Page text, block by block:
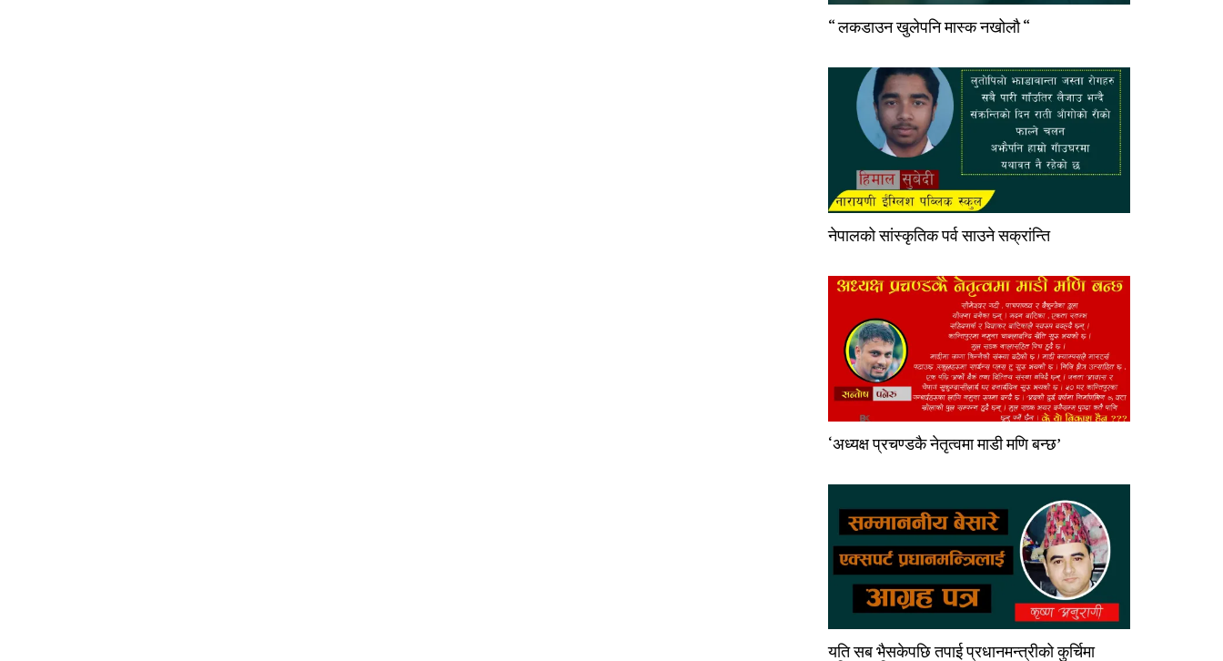
“ लकडाउन खुलेपनि मास्क नखोलौ “
नेपालको सांस्कृतिक पर्व साउने सक्रांन्ति
‘अध्यक्ष प्रचण्डकै नेतृत्वमा माडी मणि बन्छ’
यति सब भैसकेपछि तपाई प्रधानमन्त्रीको कुर्चिमा